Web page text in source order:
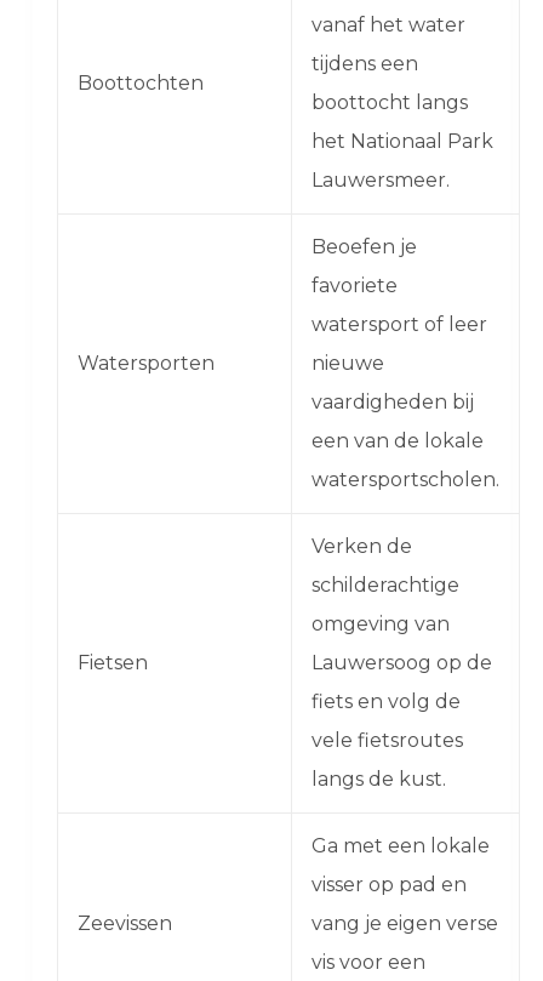
Boottochten
vanaf het water
tijdens een
boottocht langs
het Nationaal Park
Lauwersmeer.
Watersporten
Beoefen je
favoriete
watersport of leer
nieuwe
vaardigheden bij
een van de lokale
watersportscholen.
Fietsen
Verken de
schilderachtige
omgeving van
Lauwersoog op de
fiets en volg de
vele fietsroutes
langs de kust.
Zeevissen
Ga met een lokale
visser op pad en
vang je eigen verse
vis voor een